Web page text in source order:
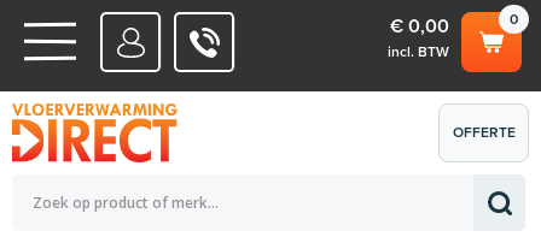
WATERSYSTEMEN
ELEKTRISCHE SYSTEMEN
0
€ 0,00
incl. BTW
Totaalbedrag (incl. BTW) € 0,00
OFFERTE
AANVRAGEN